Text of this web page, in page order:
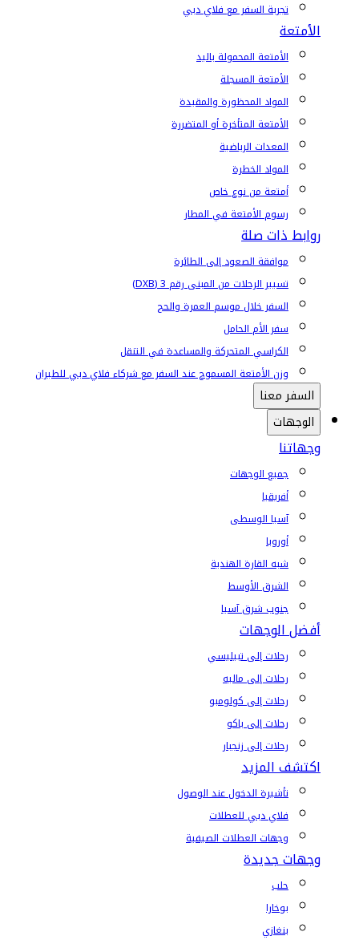
تجربة السفر مع فلاي دبي
الأمتعة
الأمتعة المحمولة باليد
الأمتعة المسجلة
المواد المحظورة والمقيدة
الأمتعة المتأخرة أو المتضررة
المعدات الرياضية
المواد الخطرة
أمتعة من نوع خاص
رسوم الأمتعة في المطار
روابط ذات صلة
موافقة الصعود إلى الطائرة
تسيير الرحلات من المبنى رقم 3 (DXB)
السفر خلال موسم العمرة والحج
سفر الأم الحامل
الكراسي المتحركة والمساعدة في التنقل
وزن الأمتعة المسموح عند السفر مع شركاء فلاي دبي للطيران
السفر معنا
الوجهات
وجهاتنا
جميع الوجهات
أفريقيا
آسيا الوسطى
أوروبا
شبه القارة الهندية
الشرق الأوسط
جنوب شرق آسيا
أفضل الوجهات
رحلات إلى تبيليسي
رحلات إلى ماليه
رحلات إلى كولومبو
رحلات إلى باكو
رحلات إلى زنجبار
اكتشف المزيد
تأشيرة الدخول عند الوصول
فلاي دبي للعطلات
وجهات العطلات الصيفية
وجهات جديدة
حلب
بوخارا
بنغازي